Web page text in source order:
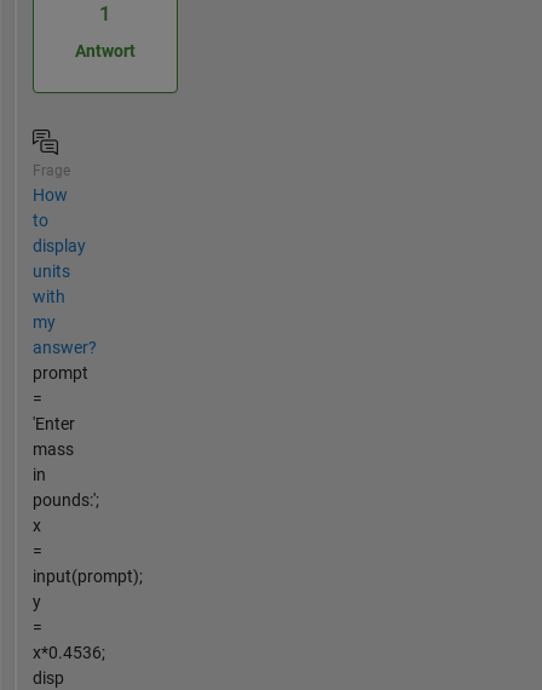
1
Antwort
Frage
How
to
display
units
with
my
answer?
prompt
=
'Enter
mass
in
pounds:';
x
=
input(prompt);
y
=
x*0.4536;
disp